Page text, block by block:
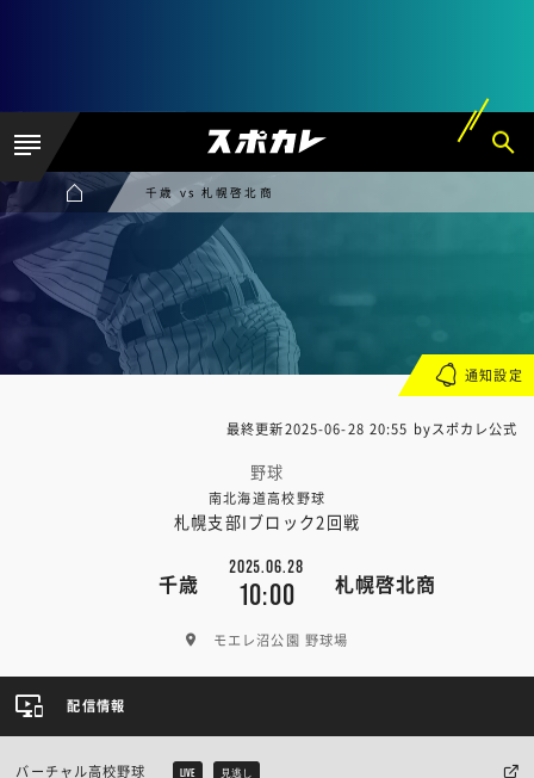
千歳 vs 札幌啓北商
最終更新2025-06-28 20:55 byスポカレ公式
野球
南北海道高校野球
札幌支部Iブロック2回戦
千歳
2025.06.28
10:00 札幌啓北商
モエレ沼公園 野球場
通知設定
配信情報
バーチャル高校野球 LIVE 見逃し